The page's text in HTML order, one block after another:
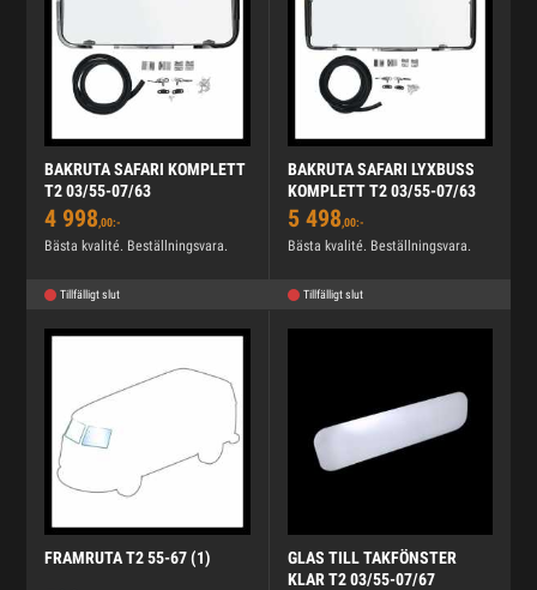
BAKRUTA SAFARI KOMPLETT
T2 03/55-07/63
4 998,00:-
Bästa kvalité. Beställningsvara.
Tillfälligt slut
BAKRUTA SAFARI LYXBUSS
KOMPLETT T2 03/55-07/63
5 498,00:-
Bästa kvalité. Beställningsvara.
Tillfälligt slut
FRAMRUTA T2 55-67 (1)
GLAS TILL TAKFÖNSTER
KLAR T2 03/55-07/67